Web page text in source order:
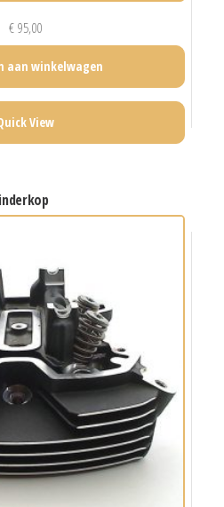
€95,00
aan winkelwagen
View